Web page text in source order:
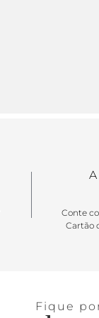
Conte
Cartão
Fique